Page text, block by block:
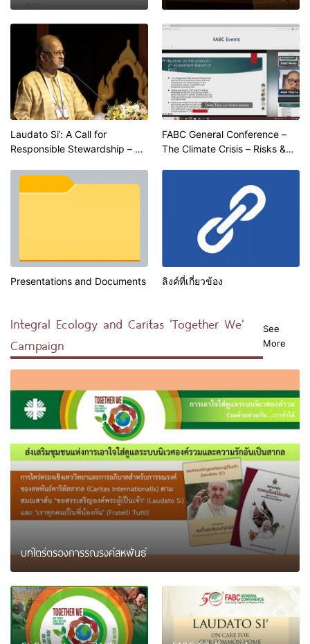
Stewardship | Prof. Hans
J. Schellnhuber
Risks & Responses | Ms
Ridhima Pandey
Laudato Si’: A Call for
Responsible Stewardship – Bp
FABC General Conference –
The Climate Crisis – Risks &
Presentations and Documents ลิงค์ที่เกี่ยวข้อง
Integral Ecology and Caritas 'Together We'
Campaign
See
More
บทไตร่ตรองการรณรงค์สหพันธ์